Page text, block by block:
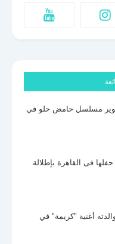
مسلسل حامض حلو في
فى القاهرة بإطلالة
أغنية "كريمة" في